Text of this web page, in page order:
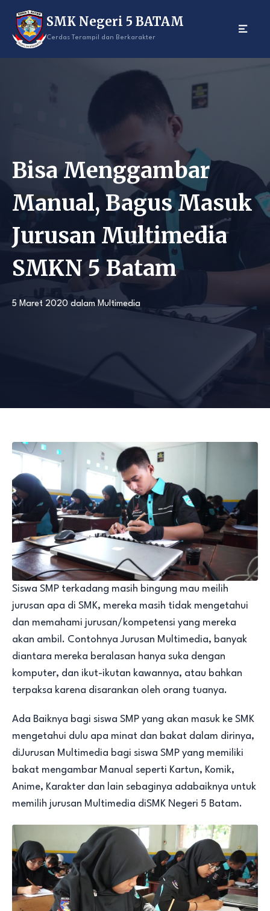
content
SMK Negeri 5 BATAM
Cerdas Terampil dan Berkarakter
Bisa Menggambar
Manual, Bagus Masuk
Jurusan Multimedia
SMKN 5 Batam
5 Maret 2020 dalamMultimedia
Siswa SMP terkadang masih bingung mau meilih
jurusan apa di SMK, mereka masih tidak mengetahui
dan memahami jurusan/kompetensi yang mereka
akan ambil. Contohnya Jurusan Multimedia, banyak
diantara mereka beralasan hanya suka dengan
komputer, dan ikut-ikutan kawannya, atau bahkan
terpaksa karena disarankan oleh orang tuanya.
Ada Baiknya bagi siswa SMP yang akan masuk ke SMK
mengetahui dulu apa minat dan bakat dalam dirinya,
diJurusan Multimedia bagi siswa SMP yang memiliki
bakat mengambar Manual seperti Kartun, Komik,
Anime, Karakter dan lain sebaginya adabaiknya untuk
memilih jurusan Multimedia diSMK Negeri 5 Batam.